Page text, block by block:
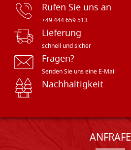
Rufen Sie uns an
+49 444 659 513
Lieferung
schnell und sicher
Fragen?
Senden Sie uns eine E-Mail
Nachhaltigkeit
ANFRAFE